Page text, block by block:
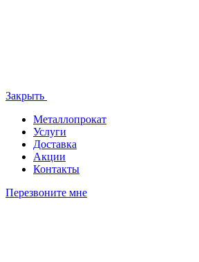
Закрыть
Металлопрокат
Услуги
Доставка
Акции
Контакты
Перезвоните мне